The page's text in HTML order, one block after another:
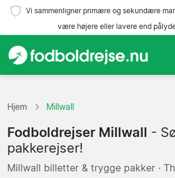
Vi sammenligner primære og sekundære
være højere eller lavere end
Hold
Ligaer
Rejsebureauer
Hjem Millwall
Fodboldrejser Millwall -
pakkerejser!
Millwall billetter & trygge pakker ·